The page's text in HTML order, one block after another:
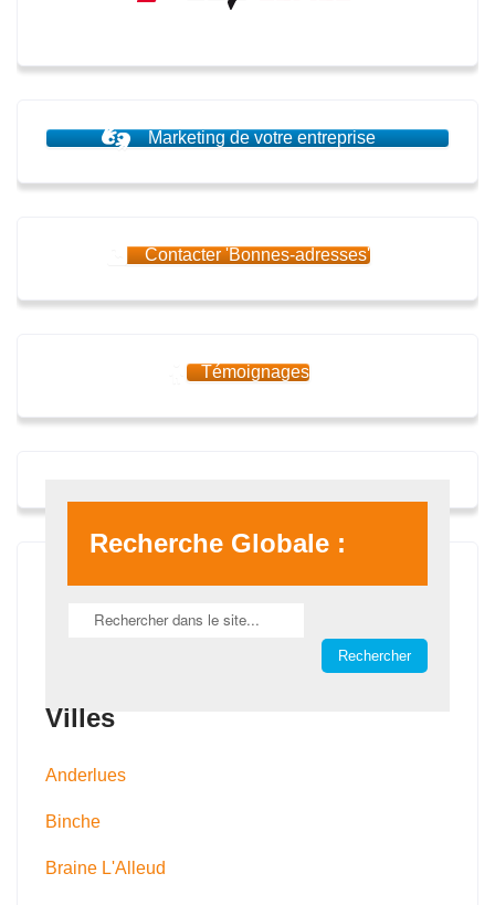
Marketing de votre entreprise
Contacter 'Bonnes-adresses'
Témoignages
Recherche Globale :
Villes
Anderlues
Binche
Braine L'Alleud